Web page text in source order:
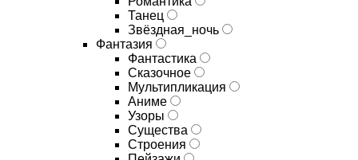
Танец
Звёздная_ночь
Фантазия
Фантастика
Сказочное
Мультипликация
Аниме
Узоры
Существа
Строения